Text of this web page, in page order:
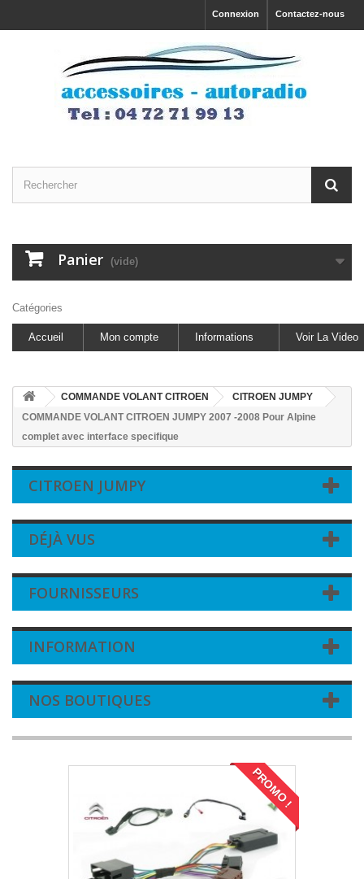
Contactez-nous
Connexion
Panier (vide)
Catégories
Accueil Mon compte Informations Voir La Video
COMMANDE VOLANT CITROEN
CITROEN JUMPY
COMMANDE VOLANT CITROEN JUMPY 2007 -2008 Pour Alpine
complet avec interface specifique
CITROEN JUMPY
DÉJÀ VUS
FOURNISSEURS
INFORMATION
NOS BOUTIQUES
PROMO !